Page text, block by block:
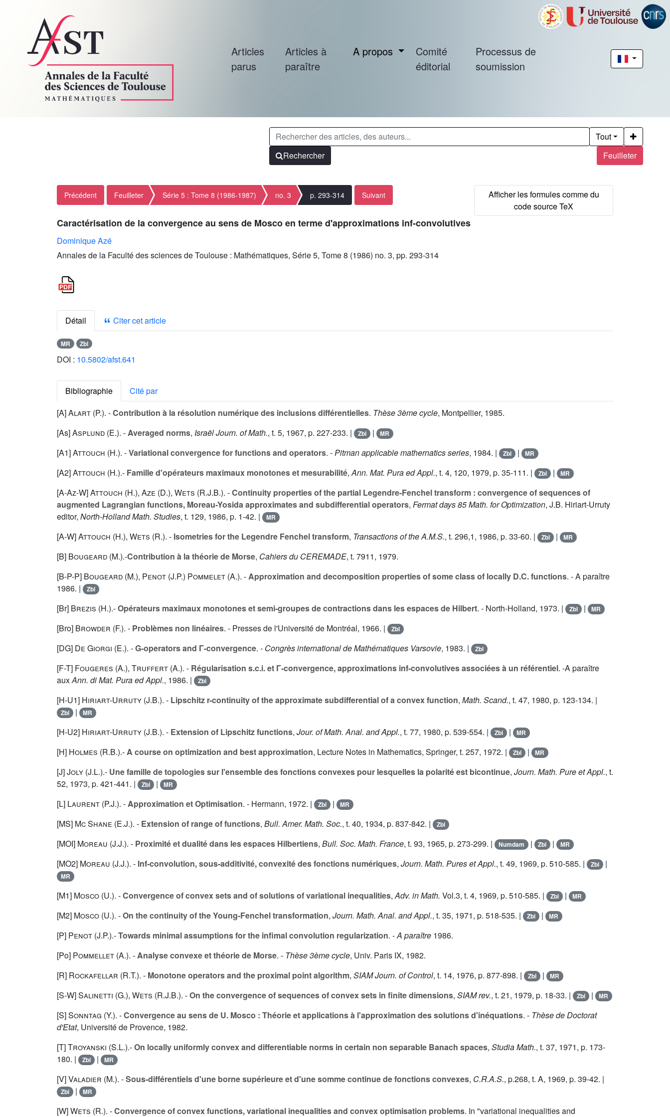
Articles
parus
Articles à
paraître
A propos
Comité
éditorial
Processus de
soumission
Feuilleter
Tout
Rechercher
Précédent Feuilleter Série 5 : Tome 8 (1986-1987) no. 3 p. 293-314 Suivant
Caractérisation de la convergence au sens de Mosco en terme d'approximations inf-convolutives
Dominique Azé
Annales de la Faculté des sciences de Toulouse : Mathématiques, Série 5, Tome 8 (1986) no. 3, pp. 293-314
Détail Citer cet article
MR Zbl
DOI : 10.5802/afst.641
Bibliographie
Cité par
[A]Alart (P.). -Contribution à la résolution numérique des inclusions différentielles. Thèse 3ème cycle, Montpellier, 1985.
[As]Asplund (E.). -Averaged norms, Israël Journ. of Math., t. 5, 1967, p. 227-233. | Zbl | MR
[A1]Attouch (H.). -Variational convergence for functions and operators. -Pitman applicable mathernatics series, 1984. | Zbl | MR
[A2]Attouch (H.).- Famille d'opérateurs maximaux monotones et mesurabilité,Ann. Mat. Pura ed Appl., t. 4, 120, 1979, p. 35-111. | Zbl | MR
[A-Az-W]Attouch (H.), Aze (D.), Wets (R.J.B.). -Continuity properties of the partial Legendre-Fenchel transform : convergence of sequences of
augmented Lagrangian functions, Moreau-Yosida approximates and subdifferential operators, Fermat days 85 Math. for Optimization, J.B. Hiriart-Urruty
editor, North-Holland Math. Studies, t. 129, 1986, p. 1-42. | MR
[A-W]Attouch (H.), Wets (R.). - Isometries for the Legendre Fenchel transform, Transactions of the A.M.S., t. 296,1, 1986, p. 33-60. | Zbl | MR
[B] Bougeard (M.).-Contribution à la théorie de Morse, Cahiers du CEREMADE, t. 7911, 1979.
[B-P-P] Bougeard (M.), Penot (J.P.) Pommelet (A.). -Approximation and decomposition properties of some class of locally D.C. functions. - A paraître
1986. |
Zbl
[Br] Brezis (H.).-Opérateurs maximaux monotones et semi-groupes de contractions dans les espaces de Hilbert. - North-Holland, 1973. | Zbl | MR
[Bro] Browder (F.). - Problèmes non linéaires. - Presses de l'Université de Montréal, 1966. | Zbl
[DG] De Giorgi (E.). -G-operators and Γ-convergence. - Congrès international de Mathématiques Varsovie, 1983. | Zbl
[F-T] Fougeres (A.), Truffert (A.). - Régularisation s.c.i. et Γ-convergence, approximations inf-convolutives associées à un référentiel. -A paraître
auxAnn. di Mat. Pura ed Appl., 1986. | Zbl
[H-U1] Hiriart-Urruty (J.B.). - Lipschitz r-continuity of the approximate subdifferential of a convex function, Math. Scand., t. 47, 1980, p. 123-134. |
Zbl | MR
[H-U2] Hiriart-Urruty (J.B.). - Extension of Lipschitz functions, Jour. of Math. Anal. and Appl., t. 77, 1980, p. 539-554. | Zbl | MR
[H] Holmes (R.B.).-A course on optimization and best approximation, Lecture Notes in Mathematics, Springer, t. 257, 1972. | Zbl | MR
[J]Joly (J.L.).- Une famille de topologies sur l'ensemble des fonctions convexes pour lesquelles la polarité est bicontinue, Journ. Math. Pure et Appl., t.
52, 1973, p. 421-441. | Zbl | MR
[L] Laurent (P.J.). -Approximation et Optimisation. - Hermann, 1972. | Zbl | MR
[MS] Mc Shane (E.J.). - Extension of range of functions, Bull. Amer. Math. Soc., t. 40, 1934, p. 837-842. | Zbl
[MOI] Moreau (J.J.). - Proximité et dualité dans les espaces Hilbertiens, Bull. Soc. Math. France, t. 93, 1965, p. 273-299. | Numdam | Zbl | MR
[MO2] Moreau (J.J.). - Inf-convolution, sous-additivité, convexité des fonctions numériques, Journ. Math. Pures et Appl., t. 49, 1969, p. 510-585. | Zbl |
MR
[M1] Mosco (U.). -Convergence of convex sets and of solutions of variational inequalities,Adv. in Math. Vol.3, t. 4, 1969, p. 510-585. | Zbl | MR
[M2] Mosco (U.). -On the continuity of the Young-Fenchel transformation, Journ. Math. Anal. and Appl., t. 35, 1971, p. 518-535. | Zbl | MR
[P] Penot (J.P.).-Towards minimal assumptions for the infimal convolution regularization. -A paraître 1986.
[Po] Pommellet (A.). -Analyse convexe et théorie de Morse. - Thèse 3ème cycle, Univ. Paris IX, 1982.
[R] Rockafellar (R.T.). - Monotone operators and the proximal point algorithm, SIAM Journ. of Control, t. 14, 1976, p. 877-898. | Zbl | MR
[S-W]Salinetti (G.), Wets (R.J.B.). -On the convergence of sequences of convex sets in finite dimensions, SIAM rev., t. 21, 1979, p. 18-33. | Zbl | MR
[S]Sonntag (Y.). -Convergence au sens de U. Mosco : Théorie et applications à l'approximation des solutions d'inéquations. - Thèse de Doctorat
d'Etat, Université de Provence, 1982.
[T]Troyanski (S.L.).-On locally uniformly convex and differentiable norms in certain non separable Banach spaces, Studia Math., t. 37, 1971, p. 173-
180. |
Zbl | MR
[V]Valadier (M.). -Sous-différentiels d'une borne supérieure et d'une somme continue de fonctions convexes, C.R.A.S., p.268, t. A, 1969, p. 39-42. |
Zbl | MR
[W]Wets (R.). -Convergence of convex functions, variational inequalities and convex optimisation problems. In "variational inequalities and